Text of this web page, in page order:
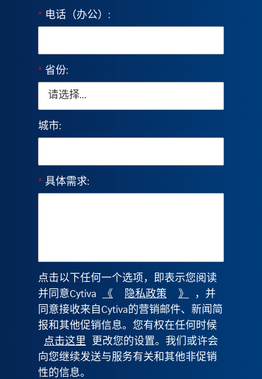
* 电话（办公）:
* 省份:
城市:
* 具体需求:
点击以下任何一个选项，即表示您阅读
并同意Cytiva
《 隐私政策 》
，并
同意接收来自Cytiva的营销邮件、新闻简
报和其他促销信息。您有权在任何时候
点击这里
更改您的设置。我们或许会
向您继续发送与服务有关和其他非促销
性的信息。